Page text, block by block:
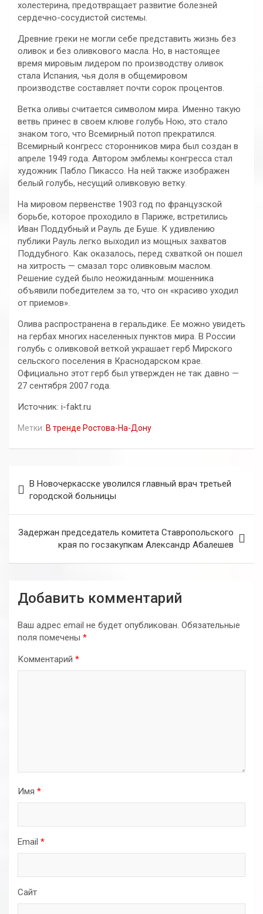
холестерина, предотвращает развитие болезней
сердечно-сосудистой системы.
Древние греки не могли себе представить жизнь без
оливок и без оливкового масла. Но, в настоящее
время мировым лидером по производству оливок
стала Испания, чья доля в общемировом
производстве составляет почти сорок процентов.
Ветка оливы считается символом мира. Именно такую
ветвь принес в своем клюве голубь Ною, это стало
знаком того, что Всемирный потоп прекратился.
Всемирный конгресс сторонников мира был создан в
апреле 1949 года. Автором эмблемы конгресса стал
художник Пабло Пикассо. На ней также изображен
белый голубь, несущий оливковую ветку.
На мировом первенстве 1903 год по французской
борьбе, которое проходило в Париже, встретились
Иван Поддубный и Рауль де Буше. К удивлению
публики Рауль легко выходил из мощных захватов
Поддубного. Как оказалось, перед схваткой он пошел
на хитрость — смазал торс оливковым маслом.
Решение судей было неожиданным: мошенника
объявили победителем за то, что он «красиво уходил
от приемов».
Олива распространена в геральдике. Ее можно увидеть
на гербах многих населенных пунктов мира. В России
голубь с оливковой веткой украшает герб Мирского
сельского поселения в Краснодарском крае.
Официально этот герб был утвержден не так давно —
27 сентября 2007 года.
Источник: i-fakt.ru
Метки: В тренде Ростова-На-Дону
по
записям
В Новочеркасске уволился главный врач третьей
городской больницы
Задержан председатель комитета Ставропольского
края по госзакупкам Александр Абалешев
Добавить комментарий
Ваш адрес email не будет опубликован. Обязательные
поля помечены *
Комментарий *
Имя *
Email *
Сайт